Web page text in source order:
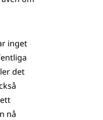
inget
det
nå